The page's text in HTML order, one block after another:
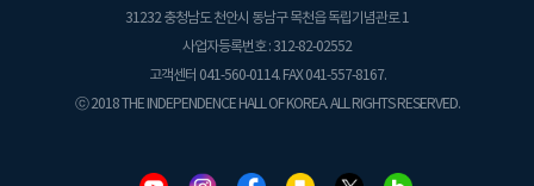
31232 충청남도 천안시 동남구 목천읍 독립기념관로 1
사업자등록번호 : 312-82-02552
고객센터 041-560-0114. FAX 041-557-8167.
ⓒ 2018 THE INDEPENDENCE HALL OF KOREA. ALL RIGHTS RESERVED.